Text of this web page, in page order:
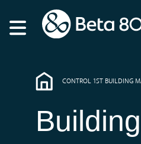
CONTROL 1ST BUILDING
Building